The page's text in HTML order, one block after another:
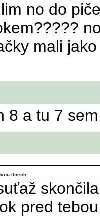
no do
mali
8 a tu 7
dnech
pred